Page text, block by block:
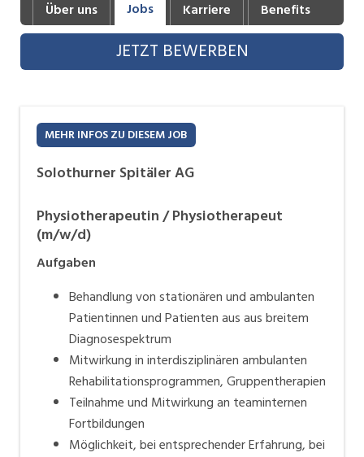
Industrie, Maschinenbau, Anlagenbau,
Produktion
Informatik, Telekommunikation
Körperpflege, Wellness
Marketing, Kommunikation, Medien, Druck
Medizin, Gesundheitswesen, Pflege
Sicherheit, Rettung, Polizei, Zoll
Verkauf, Handel, Kundenberatung,
Aussendienst
Über uns Jobs Karriere Benefits
JETZT BEWERBEN
MEHR INFOS ZU DIESEM JOB
Solothurner Spitäler AG
Physiotherapeutin / Physiotherapeut
(m/w/d)
Aufgaben
Behandlung von stationären und ambulanten
Patientinnen und Patienten aus aus breitem
Diagnosespektrum
Mitwirkung in interdisziplinären ambulanten
Rehabilitationsprogrammen, Gruppentherapien
Teilnahme und Mitwirkung an teaminternen
Fortbildungen
Möglichkeit, bei entsprechender Erfahrung, bei